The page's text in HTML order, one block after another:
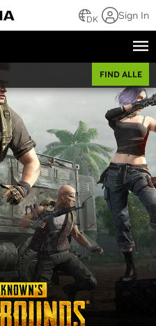
DK Sign In
FIND ALLE